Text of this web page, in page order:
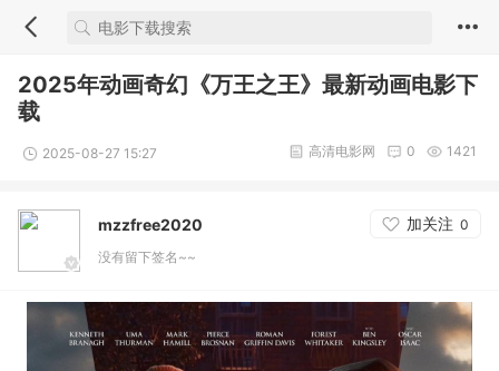
2025年动画奇幻《万王之王》最新动画电影下
载
2025-08-27 15:27 1421
0
高清电影网
mzzfree2020 加关注 0
没有留下签名~~